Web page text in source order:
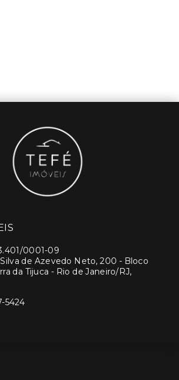
0001-09
de Azevedo Neto, 200 - Bloco
da Tijuca - Rio de Janeiro/RJ,
5424